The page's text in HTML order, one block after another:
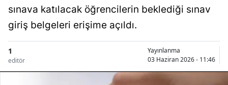
sınava katılacak öğrencilerin beklediği sınav
giriş belgeleri erişime açıldı.
1
editör
Yayınlanma
03 Haziran 2026 - 11:46